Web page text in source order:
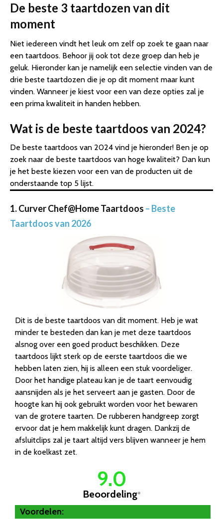
De beste 3 taartdozen van dit
moment
Niet iedereen vindt het leuk om zelf op zoek te gaan naar
een taartdoos. Behoor jij ook tot deze groep dan heb je
geluk. Hieronder kan je namelijk een selectie vinden van de
drie beste taartdozen die je op dit moment maar kunt
vinden. Wanneer je kiest voor een van deze opties zal je
een prima kwaliteit in handen hebben.
Wat is de beste taartdoos van 2024?
De beste taartdoos van 2024 vind je hieronder! Ben je op
zoek naar de beste taartdoos van hoge kwaliteit? Dan kun
je het beste kiezen voor een van de producten uit de
onderstaande top 5 lijst.
1. Curver Chef@Home Taartdoos – Beste
Taartdoos van 2026
Dit is de beste taartdoos van dit moment. Heb je wat
minder te besteden dan kan je met deze taartdoos
alsnog over een goed product beschikken. Deze
taartdoos lijkt sterk op de eerste taartdoos die we
hebben laten zien, hij is alleen een stuk voordeliger.
Door het handige plateau kan je de taart eenvoudig
aansnijden als je het serveert aan je gasten. Door de
hoogte kan hij ook gebruikt worden voor het bewaren
van de grotere taarten. De rubberen handgreep zorgt
ervoor dat je hem makkelijk kunt dragen. Dankzij de
afsluitclips zal je taart altijd vers blijven wanneer je hem
in de koelkast zet.
9.0
Beoordeling*
Voordelen: